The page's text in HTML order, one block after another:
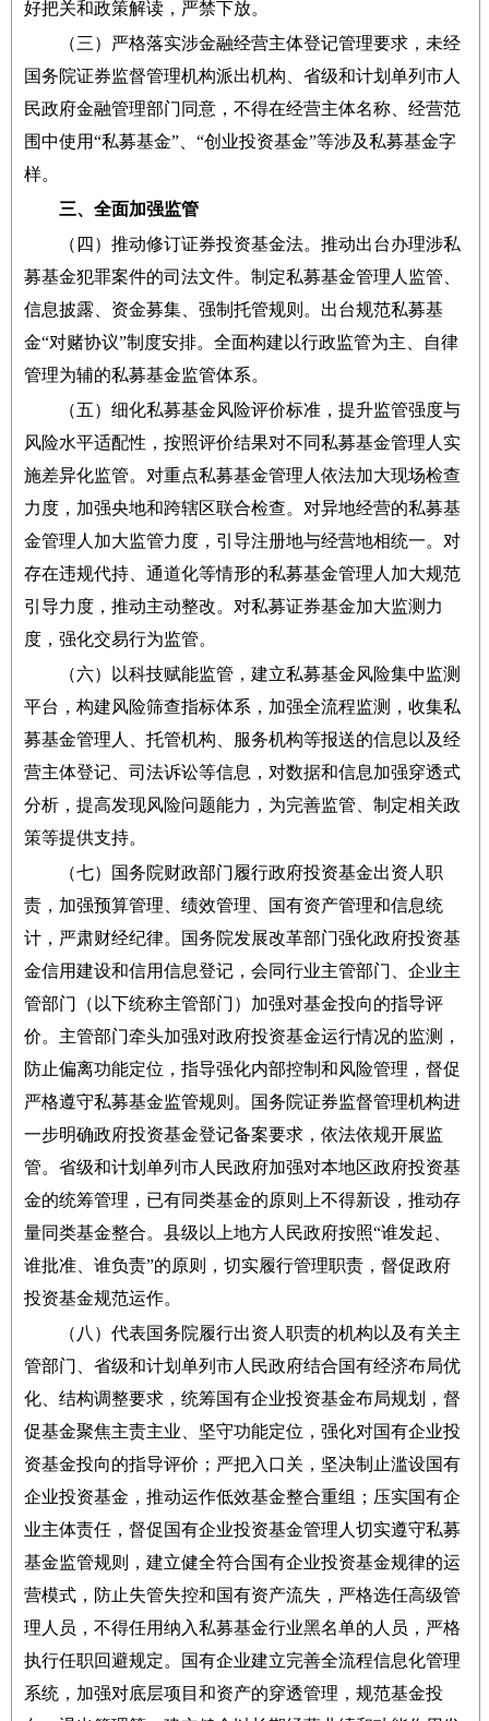
好把关和政策解读，严禁下放。
（三）严格落实涉金融经营主体登记管理要求，未经
国务院证券监督管理机构派出机构、省级和计划单列市人
民政府金融管理部门同意，不得在经营主体名称、经营范
围中使用“私募基金”、“创业投资基金”等涉及私募基金字
样。
三、全面加强监管
（四）推动修订证券投资基金法。推动出台办理涉私
募基金犯罪案件的司法文件。制定私募基金管理人监管、
信息披露、资金募集、强制托管规则。出台规范私募基
金“对赌协议”制度安排。全面构建以行政监管为主、自律
管理为辅的私募基金监管体系。
（五）细化私募基金风险评价标准，提升监管强度与
风险水平适配性，按照评价结果对不同私募基金管理人实
施差异化监管。对重点私募基金管理人依法加大现场检查
力度，加强央地和跨辖区联合检查。对异地经营的私募基
金管理人加大监管力度，引导注册地与经营地相统一。对
存在违规代持、通道化等情形的私募基金管理人加大规范
引导力度，推动主动整改。对私募证券基金加大监测力
度，强化交易行为监管。
（六）以科技赋能监管，建立私募基金风险集中监测
平台，构建风险筛查指标体系，加强全流程监测，收集私
募基金管理人、托管机构、服务机构等报送的信息以及经
营主体登记、司法诉讼等信息，对数据和信息加强穿透式
分析，提高发现风险问题能力，为完善监管、制定相关政
策等提供支持。
（七）国务院财政部门履行政府投资基金出资人职
责，加强预算管理、绩效管理、国有资产管理和信息统
计，严肃财经纪律。国务院发展改革部门强化政府投资基
金信用建设和信用信息登记，会同行业主管部门、企业主
管部门（以下统称主管部门）加强对基金投向的指导评
价。主管部门牵头加强对政府投资基金运行情况的监测，
防止偏离功能定位，指导强化内部控制和风险管理，督促
严格遵守私募基金监管规则。国务院证券监督管理机构进
一步明确政府投资基金登记备案要求，依法依规开展监
管。省级和计划单列市人民政府加强对本地区政府投资基
金的统筹管理，已有同类基金的原则上不得新设，推动存
量同类基金整合。县级以上地方人民政府按照“谁发起、
谁批准、谁负责”的原则，切实履行管理职责，督促政府
投资基金规范运作。
（八）代表国务院履行出资人职责的机构以及有关主
管部门、省级和计划单列市人民政府结合国有经济布局优
化、结构调整要求，统筹国有企业投资基金布局规划，督
促基金聚焦主责主业、坚守功能定位，强化对国有企业投
资基金投向的指导评价；严把入口关，坚决制止滥设国有
企业投资基金，推动运作低效基金整合重组；压实国有企
业主体责任，督促国有企业投资基金管理人切实遵守私募
基金监管规则，建立健全符合国有企业投资基金规律的运
营模式，防止失管失控和国有资产流失，严格选任高级管
理人员，不得任用纳入私募基金行业黑名单的人员，严格
执行任职回避规定。国有企业建立完善全流程信息化管理
系统，加强对底层项目和资产的穿透管理，规范基金投